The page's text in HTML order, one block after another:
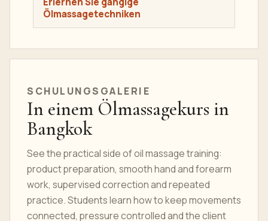
Ölmassagetechniken
SCHULUNGSGALERIE
In einem Ölmassagekurs in
Bangkok
See the practical side of oil massage training:
product preparation, smooth hand and forearm
work, supervised correction and repeated
practice. Students learn how to keep movements
connected, pressure controlled and the client